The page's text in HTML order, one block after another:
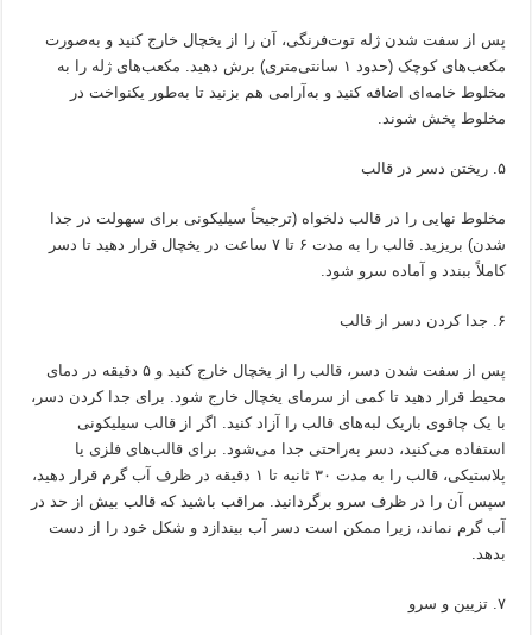
پس از سفت شدن ژله توت‌فرنگی، آن را از یخچال خارج کنید و به‌صورت
مکعب‌های کوچک (حدود ۱ سانتی‌متری) برش دهید. مکعب‌های ژله را به
مخلوط خامه‌ای اضافه کنید و به‌آرامی هم بزنید تا به‌طور یکنواخت در
مخلوط پخش شوند.
۵. ریختن دسر در قالب
مخلوط نهایی را در قالب دلخواه (ترجیحاً سیلیکونی برای سهولت در جدا
شدن) بریزید. قالب را به مدت ۶ تا ۷ ساعت در یخچال قرار دهید تا دسر
کاملاً ببندد و آماده سرو شود.
۶. جدا کردن دسر از قالب
پس از سفت شدن دسر، قالب را از یخچال خارج کنید و ۵ دقیقه در دمای
محیط قرار دهید تا کمی از سرمای یخچال خارج شود. برای جدا کردن دسر،
با یک چاقوی باریک لبه‌های قالب را آزاد کنید. اگر از قالب سیلیکونی
استفاده می‌کنید، دسر به‌راحتی جدا می‌شود. برای قالب‌های فلزی یا
پلاستیکی، قالب را به مدت ۳۰ ثانیه تا ۱ دقیقه در ظرف آب گرم قرار دهید،
سپس آن را در ظرف سرو برگردانید. مراقب باشید که قالب بیش از حد در
آب گرم نماند، زیرا ممکن است دسر آب بیندازد و شکل خود را از دست
بدهد.
۷. تزیین و سرو